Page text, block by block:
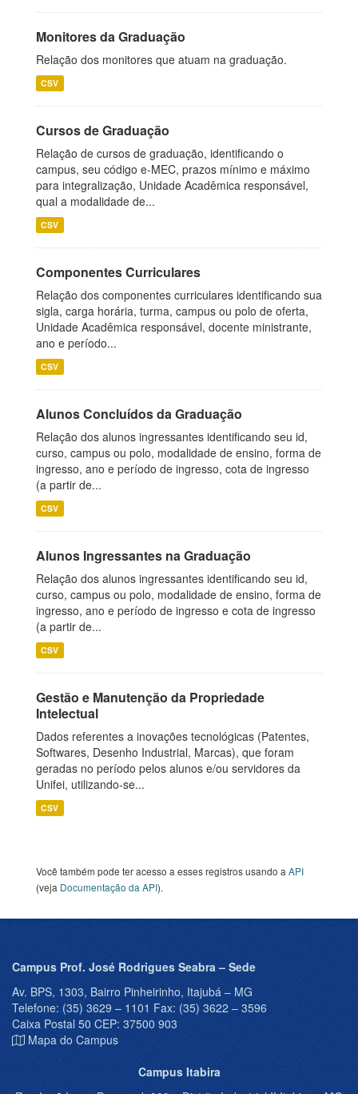
Monitores da Graduação
Relação dos monitores que atuam na graduação.
CSV
Cursos de Graduação
Relação de cursos de graduação, identificando o
campus, seu código e-MEC, prazos mínimo e máximo
para integralização, Unidade Acadêmica responsável,
qual a modalidade de...
CSV
Componentes Curriculares
Relação dos componentes curriculares identificando sua
sigla, carga horária, turma, campus ou polo de oferta,
Unidade Acadêmica responsável, docente ministrante,
ano e período...
CSV
Alunos Concluídos da Graduação
Relação dos alunos ingressantes identificando seu id,
curso, campus ou polo, modalidade de ensino, forma de
ingresso, ano e período de ingresso, cota de ingresso
(a partir de...
CSV
Alunos Ingressantes na Graduação
Relação dos alunos ingressantes identificando seu id,
curso, campus ou polo, modalidade de ensino, forma de
ingresso, ano e período de ingresso e cota de ingresso
(a partir de...
CSV
Gestão e Manutenção da Propriedade
Intelectual
Dados referentes a inovações tecnológicas (Patentes,
Softwares, Desenho Industrial, Marcas), que foram
geradas no período pelos alunos e/ou servidores da
Unifei, utilizando-se...
CSV
Você também pode ter acesso a esses registros usando a API
(veja Documentação da API).
Campus Prof. José Rodrigues Seabra – Sede
Av. BPS, 1303, Bairro Pinheirinho, Itajubá – MG
Telefone: (35) 3629 – 1101 Fax: (35) 3622 – 3596
Caixa Postal 50 CEP: 37500 903
Mapa do Campus
Campus Itabira